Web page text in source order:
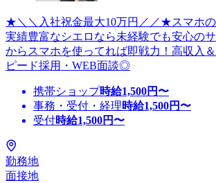
★＼＼入社祝金最大10万円／／★スマホ
実績豊富なシエロなら未経験でも安心の
からスマホを使ってれば即戦力！高収入
ピード採用・WEB面談◎
携帯ショップ時給1,500円〜
事務・受付・経理時給1,500円〜
受付時給1,500円〜
勤務地
面接地